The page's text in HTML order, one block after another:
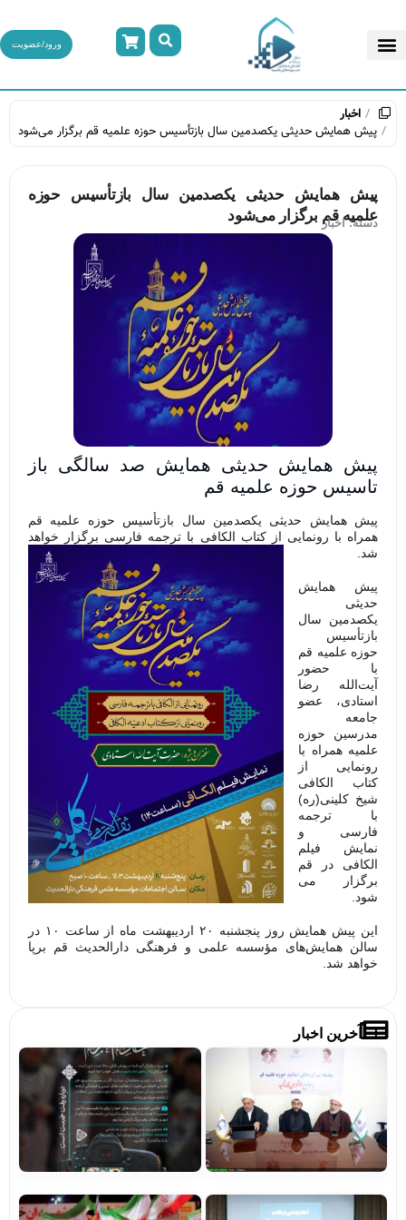
ورود/عضویت
اخبار
پیش همایش حدیثی یکصدمین سال بازتأسیس حوزه علمیه قم برگزار می‌شود
پیش همایش حدیثی یکصدمین سال بازتأسیس حوزه
علمیه قم برگزار می‌شود
دسته:اخبار
پیش همایش حدیثی همایش صد سالگی باز
تاسیس حوزه علمیه قم
پیش همایش حدیثی یکصدمین سال بازتأسیس حوزه علمیه قم
همراه با رونمایی از کتاب الکافی با ترجمه فارسی برگزار خواهد
شد.
پیش همایش
حدیثی
یکصدمین سال
بازتأسیس
حوزه علمیه قم
با حضور
آیت‌الله رضا
استادی، عضو
جامعه
مدرسین حوزه
علمیه همراه با
رونمایی از
کتاب الکافی
شیخ کلینی(ره)
با ترجمه
فارسی و
نمایش فیلم
الکافی در قم
برگزار می
شود.
این پیش همایش روز پنجشنبه ۲۰ اردیبهشت ماه از ساعت ۱۰ در
سالن همایش‌های مؤسسه علمی و فرهنگی دارالحدیث قم برپا
خواهد شد.
آخرین اخبار
تصاویر/
میزگردهای
تخصصی با
موضوع
خونخواهی
خون قائد
شهید
مشاهده
رونمایی
از کتاب